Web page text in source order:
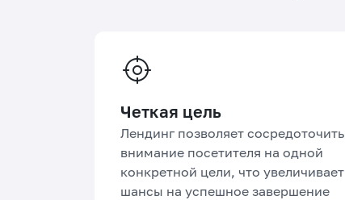
Четкая цель
Лендинг позволяет сосредоточить
внимание посетителя на одной
конкретной цели, что увеличивает
шансы на успешное завершение